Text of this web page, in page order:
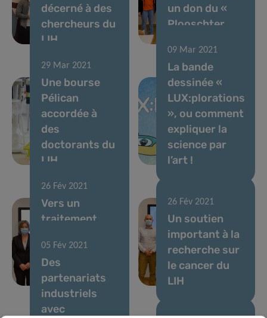
décerné à des
chercheurs du
LIH
un don du «
Plooschter
29 Mar 2021
Une bourse
Pélican
accordée à
des
doctorants du
LIH
09 Mar 2021
La bande
dessinée «
LUX:plorations
», ou comment
expliquer la
science par
l’art !
26 Fév 2021
Vers un
traitement
des tumeurs
cérébrales
récidivantes
26 Fév 2021
Un soutien
important à la
recherche sur
le cancer du
LIH
05 Fév 2021
Des
partenariats
industriels
avec